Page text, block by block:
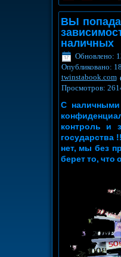
ВЫ
наличных
Обновлено:
Опубликовано:
twinstabook.com
Просмотров:
С
контроль и
государства
нет, мы без
берет то, что